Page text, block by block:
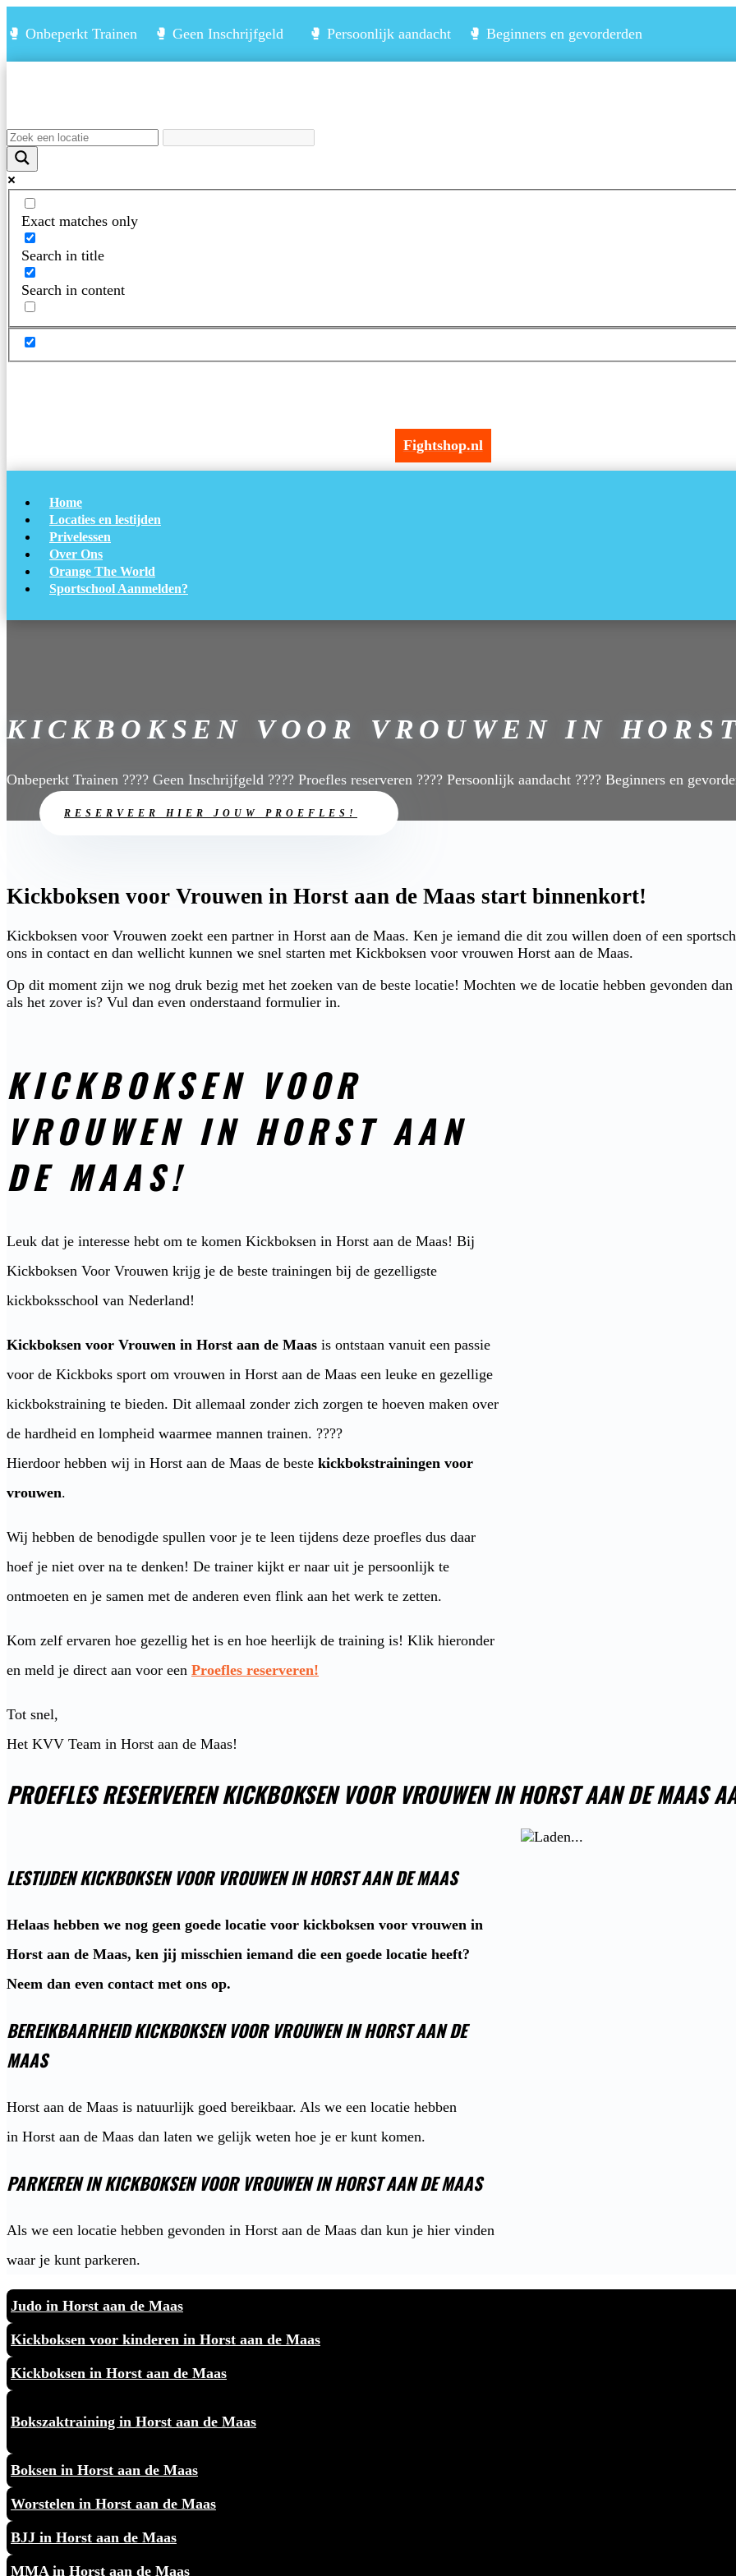
🥊 Onbeperkt Trainen 🥊 Geen Inschrijfgeld 🥊 Persoonlijk aandacht 🥊 Beginners en gevorderden
Exact matches only
Search in title
Search in content
Fightshop.nl
Home
Locaties en lestijden
Privelessen
Over Ons
Orange The World
Sportschool Aanmelden?
KICKBOKSEN VOOR VROUWEN IN
Onbeperkt Trainen ???? Geen Inschrijfgeld ???? Proefles reserveren ???? Persoonlijk aandacht ???? Beginners en
RESERVEER HIER JOUW PROEFLES!
Kickboksen voor Vrouwen in Horst aan de Maas start binnenkort!
Kickboksen voor Vrouwen zoekt een partner in Horst aan de Maas. Ken je iemand die dit zou willen doen of een
ons in contact en dan wellicht kunnen we snel starten met Kickboksen voor vrouwen Horst aan de Maas.
Op dit moment zijn we nog druk bezig met het zoeken van de beste locatie! Mochten we de locatie hebben gevonden
als het zover is? Vul dan even onderstaand formulier in.
KICKBOKSEN VOOR
VROUWEN IN HORST AAN
DE MAAS!
Leuk dat je interesse hebt om te komen Kickboksen in Horst aan de Maas! Bij
Kickboksen Voor Vrouwen krijg je de beste trainingen bij de gezelligste
kickboksschool van Nederland!
Kickboksen voor Vrouwen in Horst aan de Maas is ontstaan vanuit een passie
voor de Kickboks sport om vrouwen in Horst aan de Maas een leuke en gezellige
kickbokstraining te bieden. Dit allemaal zonder zich zorgen te hoeven maken over
de hardheid en lompheid waarmee mannen trainen. ????
Hierdoor hebben wij in Horst aan de Maas de beste kickbokstrainingen voor
vrouwen.
Wij hebben de benodigde spullen voor je te leen tijdens deze proefles dus daar
hoef je niet over na te denken! De trainer kijkt er naar uit je persoonlijk te
ontmoeten en je samen met de anderen even flink aan het werk te zetten.
Kom zelf ervaren hoe gezellig het is en hoe heerlijk de training is! Klik hieronder
en meld je direct aan voor een Proefles reserveren!
Tot snel,
Het KVV Team in Horst aan de Maas!
PROEFLES RESERVEREN KICKBOKSEN VOOR VROUWEN IN HORST AAN DE MAAS
LESTIJDEN KICKBOKSEN VOOR VROUWEN IN HORST AAN DE MAAS
Helaas hebben we nog geen goede locatie voor kickboksen voor vrouwen in
Horst aan de Maas, ken jij misschien iemand die een goede locatie heeft?
Neem dan even contact met ons op.
BEREIKBAARHEID KICKBOKSEN VOOR VROUWEN IN HORST AAN DE
MAAS
Horst aan de Maas is natuurlijk goed bereikbaar. Als we een locatie hebben
in Horst aan de Maas dan laten we gelijk weten hoe je er kunt komen.
PARKEREN IN KICKBOKSEN VOOR VROUWEN IN HORST AAN DE MAAS
Als we een locatie hebben gevonden in Horst aan de Maas dan kun je hier vinden
waar je kunt parkeren.
Judo in Horst aan de Maas
Kickboksen voor kinderen in Horst aan de Maas
Kickboksen in Horst aan de Maas
Bokszaktraining in Horst aan de Maas
Boksen in Horst aan de Maas
Worstelen in Horst aan de Maas
BJJ in Horst aan de Maas
MMA in Horst aan de Maas